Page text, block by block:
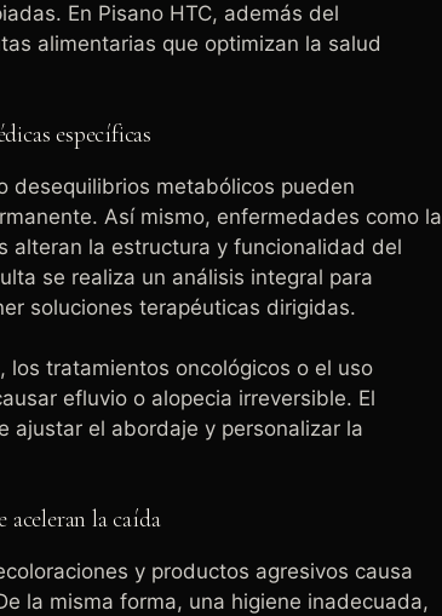
En Pisano HTC, además del
alimentarias que optimizan la salud
específicas
desequilibrios metabólicos pueden
Así mismo, enfermedades como la
alteran la estructura y funcionalidad del
se realiza un análisis integral para
soluciones terapéuticas dirigidas.
los tratamientos oncológicos o el uso
efluvio o alopecia irreversible. El
ajustar el abordaje y personalizar la
aceleran la caída
y productos agresivos causa
la misma forma, una higiene inadecuada,